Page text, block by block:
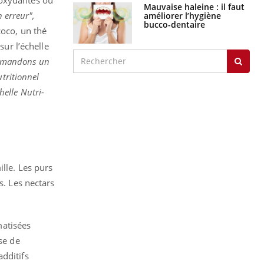
erreur",
un thé
l’échelle
un
Nutri-
Les purs
Les nectars
de
graves
Maladie de Charcot
amyotrophique)